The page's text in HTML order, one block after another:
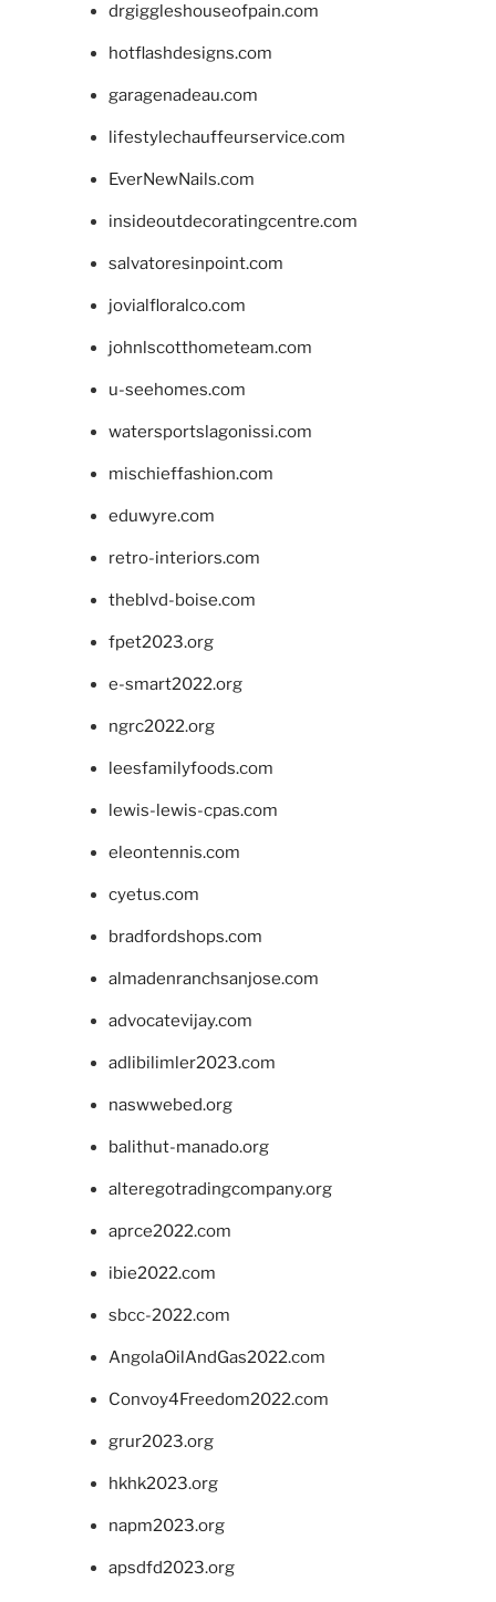
drgiggleshouseofpain.com
hotflashdesigns.com
garagenadeau.com
lifestylechauffeurservice.com
EverNewNails.com
insideoutdecoratingcentre.com
salvatoresinpoint.com
jovialfloralco.com
johnlscotthometeam.com
u-seehomes.com
watersportslagonissi.com
mischieffashion.com
eduwyre.com
retro-interiors.com
theblvd-boise.com
fpet2023.org
e-smart2022.org
ngrc2022.org
leesfamilyfoods.com
lewis-lewis-cpas.com
eleontennis.com
cyetus.com
bradfordshops.com
almadenranchsanjose.com
advocatevijay.com
adlibilimler2023.com
naswwebed.org
balithut-manado.org
alteregotradingcompany.org
aprce2022.com
ibie2022.com
sbcc-2022.com
AngolaOilAndGas2022.com
Convoy4Freedom2022.com
grur2023.org
hkhk2023.org
napm2023.org
apsdfd2023.org